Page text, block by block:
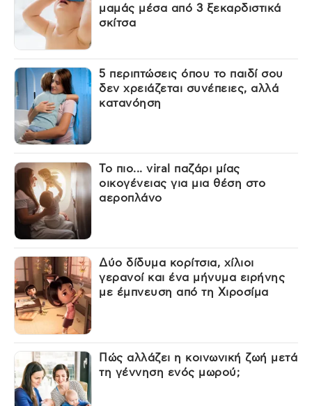
μαμάς μέσα από 3 ξεκαρδιστικά
σκίτσα
5 περιπτώσεις όπου το παιδί σου
δεν χρειάζεται συνέπειες, αλλά
κατανόηση
Το πιο... viral παζάρι μίας
οικογένειας για μια θέση στο
αεροπλάνο
Δύο δίδυμα κορίτσια, χίλιοι
γερανοί και ένα μήνυμα ειρήνης
με έμπνευση από τη Χιροσίμα
Πώς αλλάζει η κοινωνική ζωή μετά
τη γέννηση ενός μωρού;